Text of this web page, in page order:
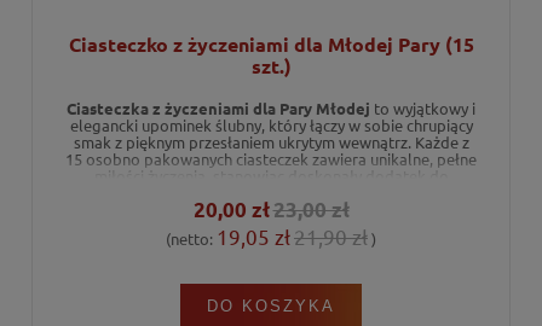
Ciasteczko z życzeniami dla Młodej Pary (15
szt.)
Ciasteczka z życzeniami dla Pary Młodej to wyjątkowy i
elegancki upominek ślubny, który łączy w sobie chrupiący
smak z pięknym przesłaniem ukrytym wewnątrz. Każde z
15 osobno pakowanych ciasteczek zawiera unikalne, pełne
miłości życzenia, stanowiąc doskonały dodatek do
w Polsce, gwarantują wywołanie uśmiechu na twarzach
nowożeńców.
20,00 zł23,00 zł
(netto: 19,05 zł21,90 zł)
DO KOSZYKA